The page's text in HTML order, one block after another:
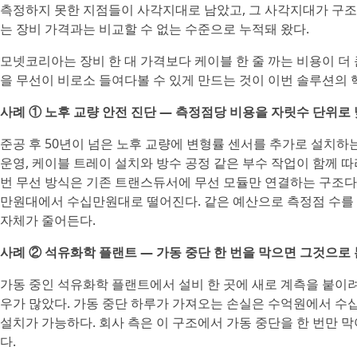
측정하지 못한 지점들이 사각지대로 남았고, 그 사각지대가 구
는 장비 가격과는 비교할 수 없는 수준으로 누적돼 왔다.
모넷코리아는 장비 한 대 가격보다 케이블 한 줄 까는 비용이
을 무선이 비로소 들여다볼 수 있게 만드는 것이 이번 솔루션의
사례 ① 노후 교량 안전 진단 — 측정점당 비용을 자릿수 단위로
준공 후 50년이 넘은 노후 교량에 변형률 센서를 추가로 설치
운영, 케이블 트레이 설치와 방수 공정 같은 부수 작업이 함께
번 무선 방식은 기존 트랜스듀서에 무선 모듈만 연결하는 구조
만원대에서 수십만원대로 떨어진다. 같은 예산으로 측정점 수
자체가 줄어든다.
사례 ② 석유화학 플랜트 — 가동 중단 한 번을 막으면 그것으로
가동 중인 석유화학 플랜트에서 설비 한 곳에 새로 계측을 붙
우가 많았다. 가동 중단 하루가 가져오는 손실은 수억원에서
설치가 가능하다. 회사 측은 이 구조에서 가동 중단을 한 번만
다.